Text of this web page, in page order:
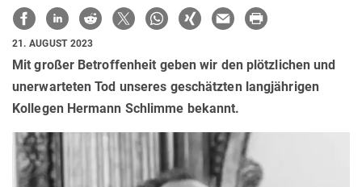
21. AUGUST 2023
Mit großer Betroffenheit geben wir den plötzlichen und
unerwarteten Tod unseres geschätzten langjährigen
Kollegen Hermann Schlimme bekannt.